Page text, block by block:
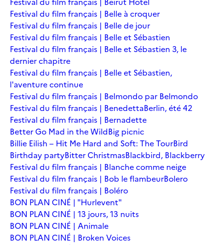
Festival du film français | Belle à croquer
Festival du film français | Belle de jour
Festival du film français | Belle et Sébastien
Festival du film français | Belle et Sébastien 3, le
dernier chapitre
Festival du film français | Belle et Sébastien,
l'aventure continue
Festival du film français | Belmondo par Belmondo
Festival du film français | BenedettaBerlin, été 42
Festival du film français | Bernadette
Better Go Mad in the WildBig picnic
Billie Eilish – Hit Me Hard and Soft: The TourBird
Birthday partyBitter ChristmasBlackbird, Blackberry
Festival du film français | Blanche comme neige
Festival du film français | Bob le flambeurBolero
Festival du film français | Boléro
BON PLAN CINÉ | "Hurlevent"
BON PLAN CINÉ | 13 jours, 13 nuits
BON PLAN CINÉ | Animale
BON PLAN CINÉ | Broken Voices